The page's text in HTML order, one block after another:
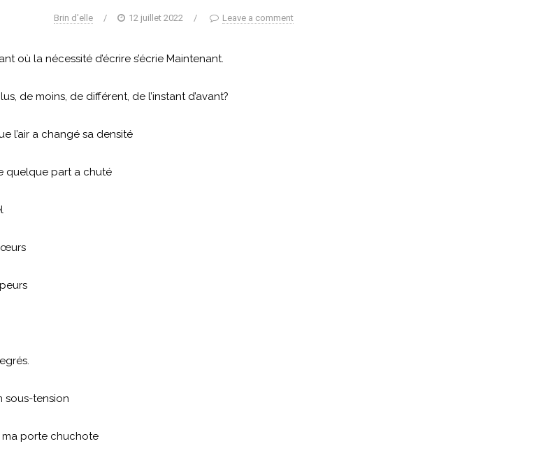
Brin d'elle / 12 juillet 2022 / Leave a comment
où la nécessité d’écrire s’écrie Maintenant.
de moins, de différent, de l’instant d’avant?
l’air a changé sa densité
quelque part a chuté
sous-tension
porte chuchote